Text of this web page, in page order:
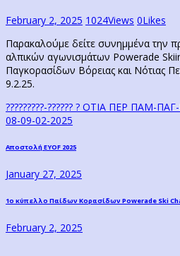
February 2, 2025 1024Views 0Likes
Παρακαλούμε δείτε συνημμένα την
αλπικών αγωνισμάτων Powerade
Παγκορασίδων Βόρειας και Νότιας
9.2.25.
?????????-?????? ? ΟΤΙΑ ΠΕΡ ΠΑΜ-
08-09-02-2025
Post
navigation
Previous
Αποστολή EYOF 2025
January 27, 2025
Next
1ο κύπελλο Παίδων Κορασίδων Powerade Ski
February 2, 2025